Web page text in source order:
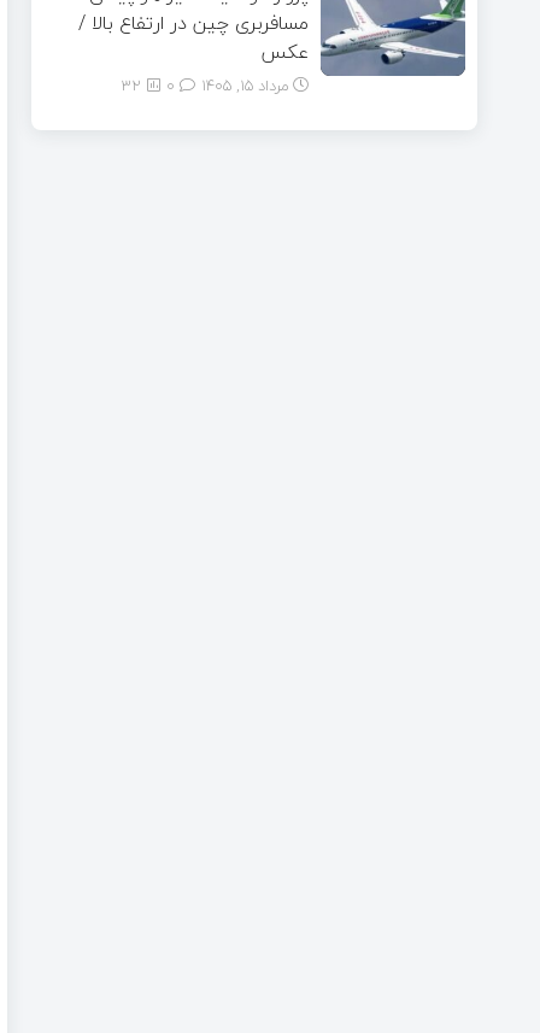
مسافربری چین در ارتفاع بالا /
عکس
مرداد ۱۵, ۱۴۰۵ 32